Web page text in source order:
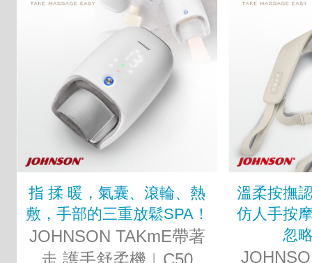
指 揉 暖，氣囊、滾輪、熱
敷，手部的三重放鬆SPA！
JOHNSON TAKmE帶著
溫柔按撫
仿人手按
忽